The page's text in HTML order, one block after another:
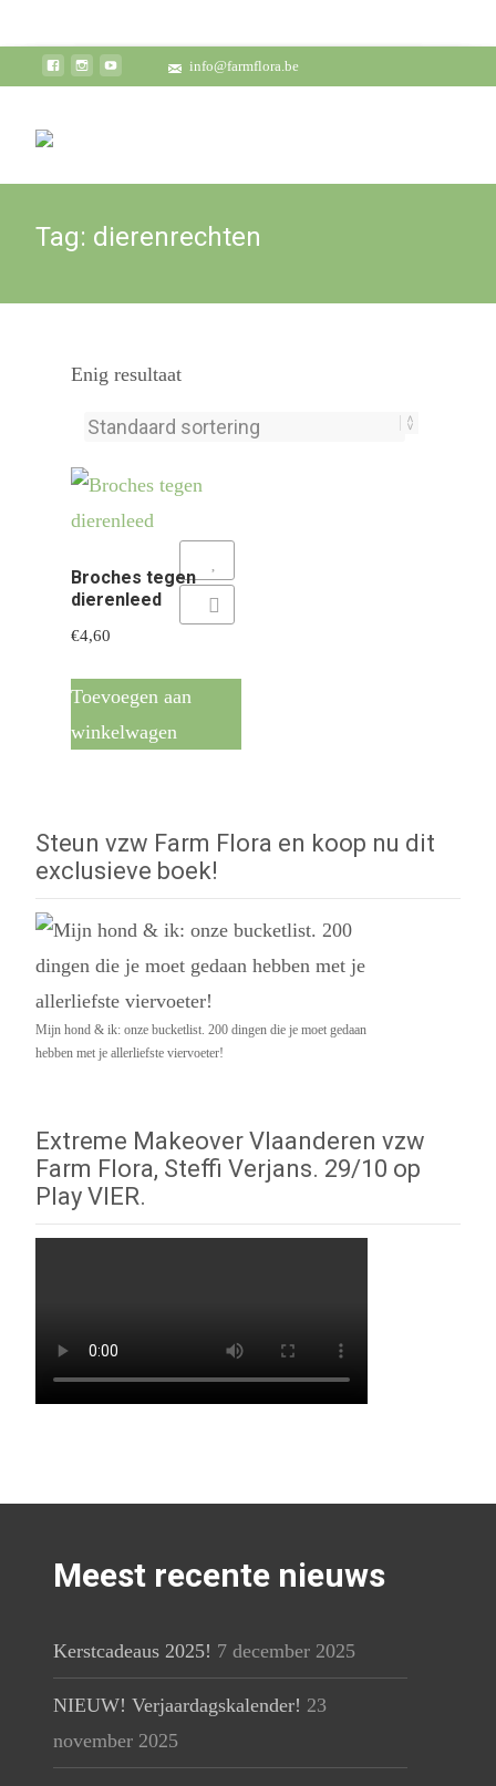
info@farmflora.be
Tag: dierenrechten
Enig resultaat
Broches tegen
dierenleed
€4,60
Toevoegen aan
winkelwagen
Add to Compare
Add to Wishlist
Steun vzw Farm Flora en koop nu dit
exclusieve boek!
Mijn hond & ik: onze bucketlist. 200 dingen die je moet gedaan
hebben met je allerliefste viervoeter!
Extreme Makeover Vlaanderen vzw
Farm Flora, Steffi Verjans. 29/10 op
Play VIER.
Meest recente nieuws
Kerstcadeaus 2025! 7 december 2025
NIEUW! Verjaardagskalender! 23
november 2025